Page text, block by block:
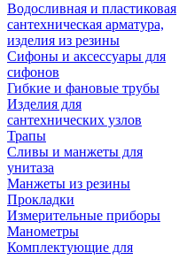
Водосливная и пластиковая
сантехническая арматура,
изделия из резины
Сифоны и аксессуары для
сифонов
Гибкие и фановые трубы
Изделия для
сантехнических узлов
Трапы
Сливы и манжеты для
унитаза
Манжеты из резины
Прокладки
Измерительные приборы
Манометры
Комплектующие для